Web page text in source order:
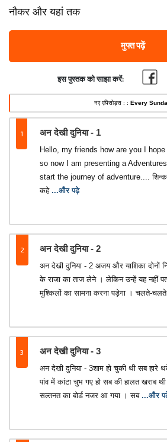
नौकर और यहां तक
मुफ्त पढ़ें
इस पुस्तक को साझा करें:
नए एपिसोड्स : : Every
1 अन देखी दुनिया - 1
Hello, my friends how are you I
so now I am presenting a
start the journey of adventure....
कहे ...और पढ़े
2 अन देखी दुनिया - 2
अन देखी दुनिया - 2 अजय और याशिका दोनों
के राजा का ताज लेने । लेकिन उन्हें यह नहीं
मुश्किलों का सामना करना पड़ेगा । चलते-चलते
3 अन देखी दुनिया - 3
अन देखी दुनिया - 3शाम हो चुकी थी सब
पांव में कांटा चुभ गए हो सब की हालत खराब
सल्तनत का बोर्ड नजर आ गया । सब ...और